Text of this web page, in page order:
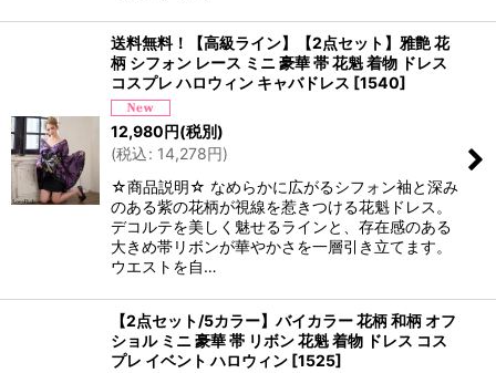
送料無料！【高級ライン】【2点セット】雅艶 花
柄 シフォン レース ミニ 豪華 帯 花魁 着物 ドレス
コスプレ ハロウィン キャバドレス [1540]
12,980円(税別)
(税込: 14,278円)
☆商品説明☆ なめらかに広がるシフォン袖と深み
のある紫の花柄が視線を惹きつける花魁ドレス。
デコルテを美しく魅せるラインと、存在感のある
大きめ帯リボンが華やかさを一層引き立てます。
ウエストを自…
【2点セット/5カラー】バイカラー 花柄 和柄 オフ
ショル ミニ 豪華 帯 リボン 花魁 着物 ドレス コス
プレ イベント ハロウィン [1525]